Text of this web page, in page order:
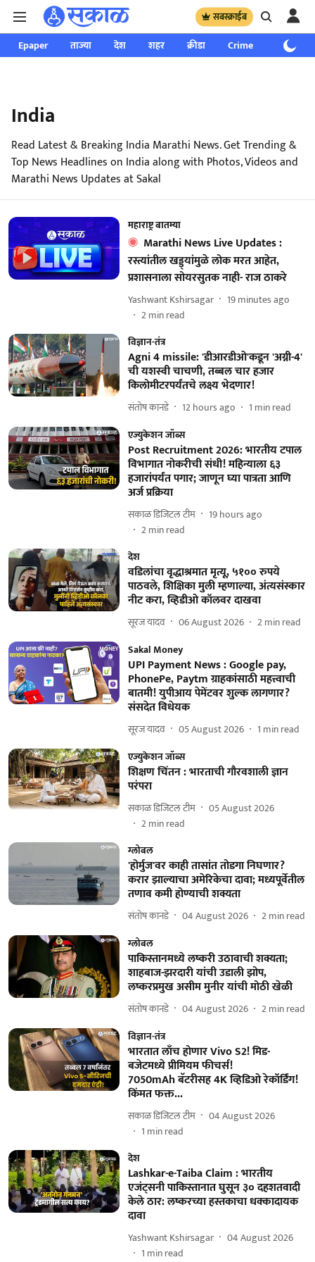
सबस्क्राईब
Epaper ताज्या देश शहर क्रीडा Crime साप्ताहिक
India
Read Latest & Breaking India Marathi News. Get Trending &
Top News Headlines on India along with Photos, Videos and
Marathi News Updates at Sakal
महाराष्ट्र बातम्या
Marathi News Live Updates :
रस्त्यांतील खड्ड्यांमुळे लोक मरत आहेत,
प्रशासनाला सोयरसुतक नाही- राज ठाकरे
Yashwant Kshirsagar
19 minutes ago
2min read
विज्ञान-तंत्र
Agni 4 missile: 'डीआरडीओ'कडून 'अग्नी-4'
ची यशस्वी चाचणी, तब्बल चार हजार
किलोमीटरपर्यंतचे लक्ष्य भेदणार!
संतोष कानडे 12 hours ago 1 min read
एज्युकेशन जॉब्स
Post Recruitment 2026: भारतीय टपाल
विभागात नोकरीची संधी! महिन्याला ६३
हजारांपर्यंत पगार; जाणून घ्या पात्रता आणि
अर्ज प्रक्रिया
सकाळ डिजिटल टीम
19 hours ago
2min read
देश
वडिलांचा वृद्धाश्रमात मृत्यू, ५१०० रुपये
पाठवले, शिक्षिका मुली म्हणाल्या, अंत्यसंस्कार
नीट करा, व्हिडीओ कॉलवर दाखवा
सूरज यादव 06 August 2026 2min read
Sakal Money
UPI Payment News : Google pay,
PhonePe, Paytm ग्राहकांसाठी महत्त्वाची
बातमी! युपीआय पेमेंटवर शुल्क लागणार?
संसदेत विधेयक
सूरज यादव 05 August 2026 1 min read
एज्युकेशन जॉब्स
शिक्षण चिंतन : भारताची गौरवशाली ज्ञान
परंपरा
सकाळ डिजिटल टीम
05 August 2026
2min read
ग्लोबल
'होर्मुज'वर काही तासांत तोडगा निघणार?
करार झाल्याचा अमेरिकेचा दावा; मध्यपूर्वेतील
तणाव कमी होण्याची शक्यता
संतोष कानडे 04 August 2026 2min read
ग्लोबल
पाकिस्तानमध्ये लष्करी उठावाची शक्यता;
शाहबाज-झरदारी यांची उडाली झोप,
लष्करप्रमुख असीम मुनीर यांची मोठी खेळी
संतोष कानडे 04 August 2026 2min read
विज्ञान-तंत्र
भारतात लाँच होणार Vivo S2! मिड-
बजेटमध्ये प्रीमियम फीचर्स!
7050mAh बॅटरीसह 4K व्हिडिओ रेकॉर्डिंग!
किंमत फक्त...
सकाळ डिजिटल टीम
04 August 2026
1 min read
देश
Lashkar-e-Taiba Claim : भारतीय
एजंट्सनी पाकिस्तानात घुसून ३० दहशतवादी
केले ठार: लष्करच्या हस्तकाचा धक्कादायक
दावा
Yashwant Kshirsagar
04 August 2026
1 min read